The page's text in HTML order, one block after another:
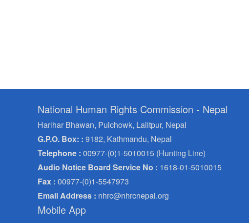
National Human Rights Commission - Nepal
Harihar Bhawan, Pulchowk, Lalitpur, Nepal
G.P.O. Box: : 9182, Kathmandu, Nepal
Telephone : 00977-(0)1-5010015 (Hunting Line)
Audio Notice Board Service No : 1618-01-5010015
Fax : 00977-(0)1-5547973
Email Address : nhrc@nhrcnepal.org
Mobile App